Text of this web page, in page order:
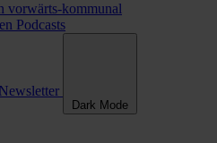
vorwärts-kommunal
Podcasts
Newsletter
Dark Mode